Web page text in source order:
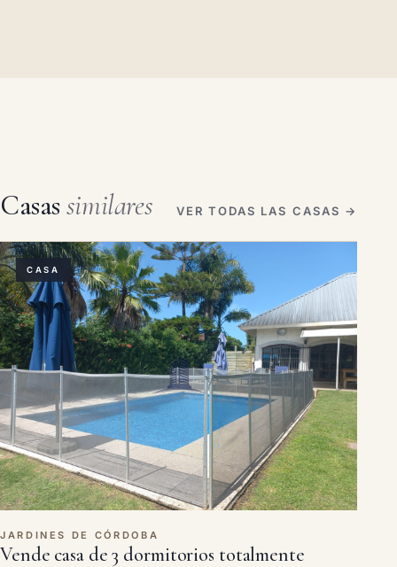
Casas similares VER TODAS LAS CASAS →
CASA
JARDINES DE CÓRDOBA
Vende casa de 3 dormitorios totalmente